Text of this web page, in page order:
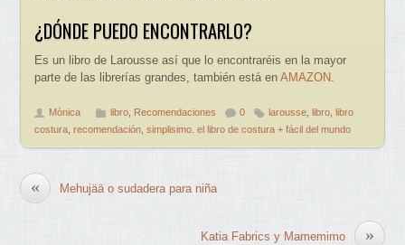
¿DÓNDE PUEDO ENCONTRARLO?
Es un libro de Larousse así que lo encontraréis en la mayor
parte de las librerías grandes, también está enAMAZON
Mònica libro Recomendaciones 0 larousse ,libro ,libro
costura ,recomendación ,simplisimo. el libro de costura + fácil del mundo
« Mehujää o sudadera para niña
»
Katia Fabrics y Mamemimo